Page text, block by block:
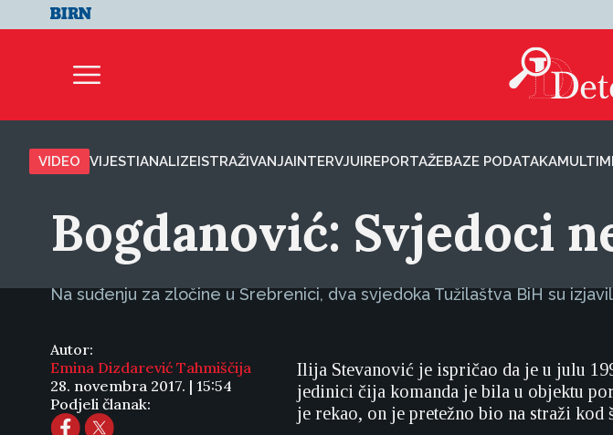
VIDEO VIJESTIANALIZEISTRAŽIVANJAINTERVJUIREPORTAŽEBAZE PODATAKA
Bogdanović: Svjedoci
Na suđenju za zločine u Srebrenici, dva svjedoka Tužilaštva BiH su
Autor:
Emina Dizdarević Tahmiščija
28. novembra 2017. | 15:54
Podjeli članak:
Ilija Stevanović je ispričao da je u julu
jedinici čija komanda je bila u objektu
je rekao, on je pretežno bio na straži kod